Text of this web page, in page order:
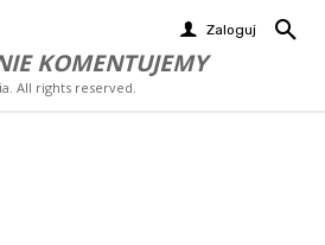
Zaloguj
KOMENTUJEMY
All rights reserved.